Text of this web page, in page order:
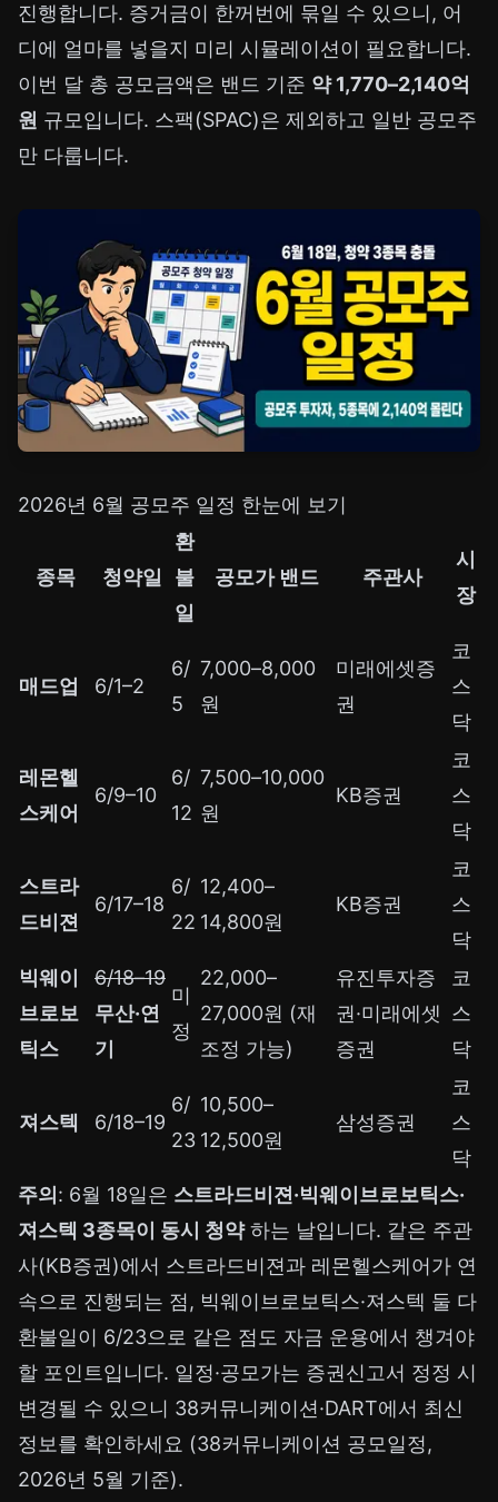
진행합니다. 증거금이 한꺼번에 묶일 수 있으니, 어
디에 얼마를 넣을지 미리 시뮬레이션이 필요합니다.
이번 달 총 공모금액은 밴드 기준 약 1,770–2,140억
원 규모입니다. 스팩(SPAC)은 제외하고 일반 공모주
만 다룹니다.
2026년 6월 공모주 일정 한눈에 보기
종목 청약일
환
불
일
공모가 밴드 주관사
시
장
매드업 6/1–2
6/
5
7,000–8,000
원
미래에셋증
권
코
스
닥
레몬헬
스케어
6/9–10
6/
12
7,500–10,000
원
KB증권
코
스
닥
스트라
드비젼
6/17–18
6/
22
12,400–
14,800원
KB증권
코
스
닥
빅웨이
브로보
틱스
6/18–19
무산·연
기
미
정
22,000–
27,000원 (재
조정 가능)
유진투자증
권·미래에셋
증권
코
스
닥
져스텍 6/18–19
6/
23
10,500–
12,500원
삼성증권
코
스
닥
주의 : 6월 18일은 스트라드비젼·빅웨이브로보틱스·
져스텍 3종목이 동시 청약하는 날입니다. 같은 주관
사(KB증권)에서 스트라드비젼과 레몬헬스케어가 연
속으로 진행되는 점, 빅웨이브로보틱스·져스텍 둘 다
환불일이 6/23으로 같은 점도 자금 운용에서 챙겨야
할 포인트입니다. 일정·공모가는 증권신고서 정정 시
변경될 수 있으니 38커뮤니케이션·DART에서 최신
정보를 확인하세요 (38커뮤니케이션 공모일정,
2026년 5월 기준).